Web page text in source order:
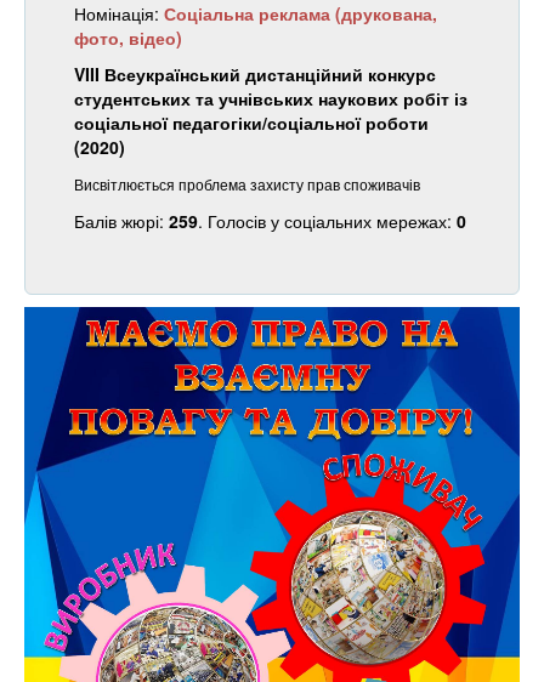
Номінація: Соціальна реклама (друкована,
фото, відео)
VIII Всеукраїнський дистанційний конкурс
студентських та учнівських наукових робіт із
соціальної педагогіки/соціальної роботи
(2020)
Висвітлюється проблема захисту прав споживачів
Балів жюрі: 259. Голосів у соціальних мережах: 0